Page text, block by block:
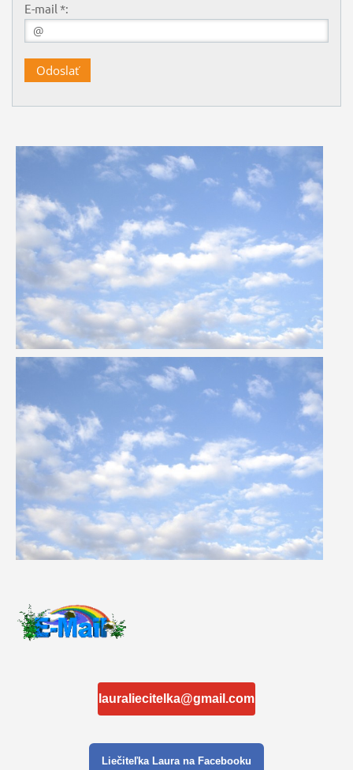
E-mail *:
lauraliecitelka@gmail.com
Liečiteľka Laura na Facebooku